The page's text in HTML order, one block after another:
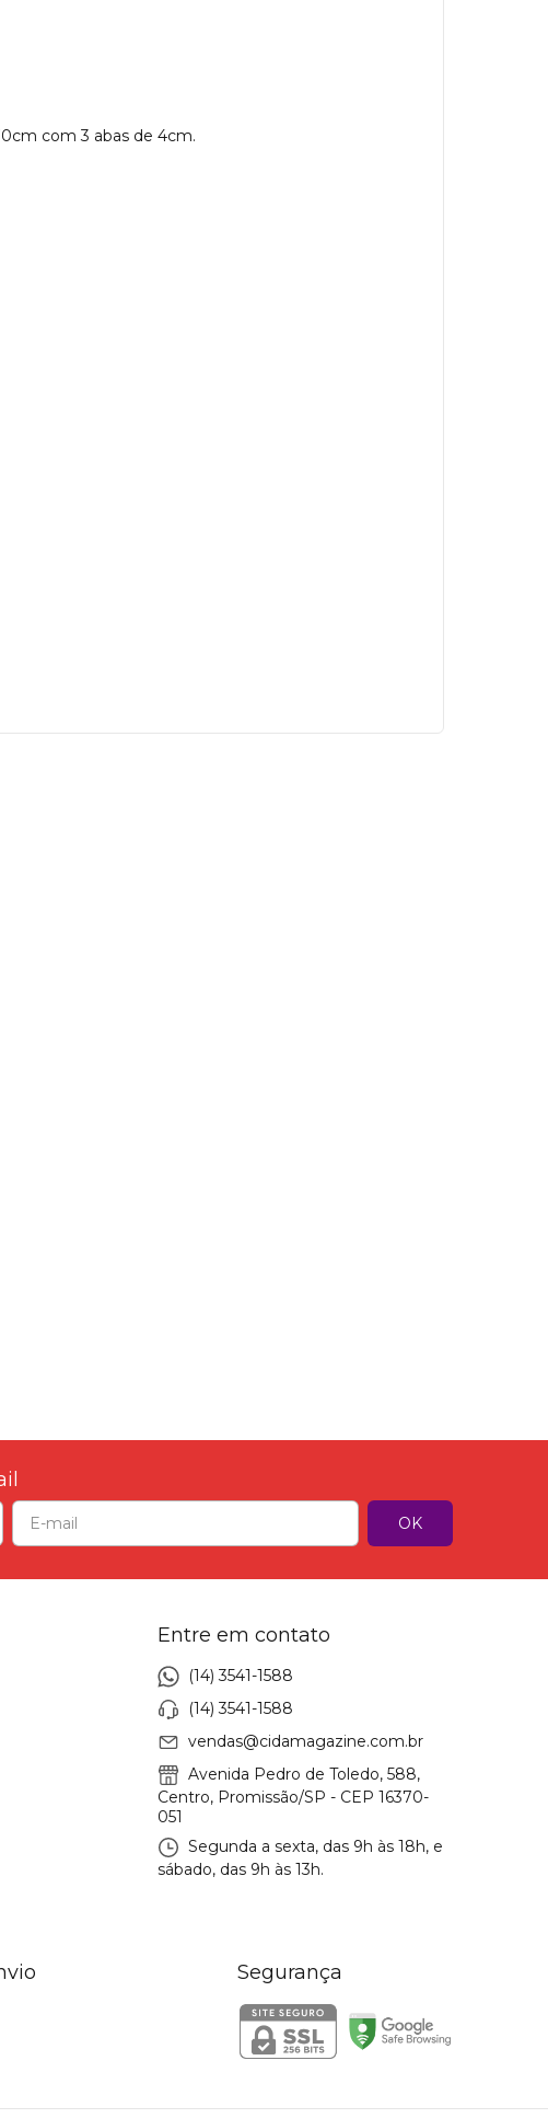
com 3 abas de 4cm.
Entre em contato
(14) 3541-1588
(14) 3541-1588
vendas@cidamagazine.com.br
Avenida Pedro de Toledo, 588,
Centro, Promissão/SP - CEP 16370-
051
Segunda a sexta, das 9h às 18h, e
sábado, das 9h às 13h.
Segurança